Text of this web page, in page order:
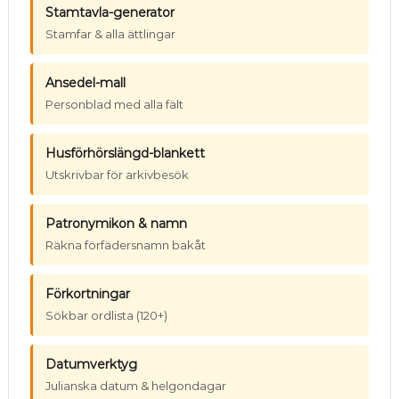
Stamtavla-generator
Stamfar & alla ättlingar
Ansedel-mall
Personblad med alla fält
Husförhörslängd-blankett
Utskrivbar för arkivbesök
Patronymikon & namn
Räkna förfädersnamn bakåt
Förkortningar
Sökbar ordlista (120+)
Datumverktyg
Julianska datum & helgondagar